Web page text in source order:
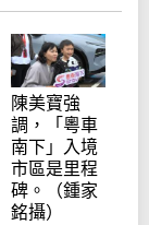
陳美寶強
調，「粵車
南下」入境
市區是里程
碑。（鍾家
銘攝）